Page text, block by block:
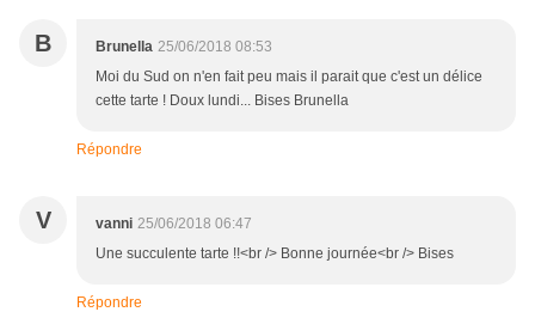
B Brunella 25/06/2018 08:53
Moi du Sud on n'en fait peu mais il parait que c'est un délice
cette tarte ! Doux lundi... Bises Brunella
Répondre
V vanni 25/06/2018 06:47
Une succulente tarte !!<br /> Bonne journée<br /> Bises
Répondre